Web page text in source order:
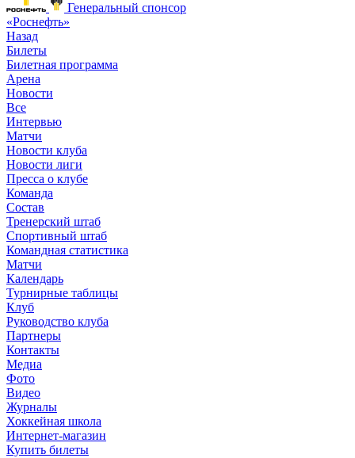
Генеральный спонсор
«Роснефть»
Назад
Билеты
Билетная программа
Арена
Новости
Все
Интервью
Матчи
Новости клуба
Новости лиги
Пресса о клубе
Команда
Состав
Тренерский штаб
Спортивный штаб
Командная статистика
Матчи
Календарь
Турнирные таблицы
Клуб
Руководство клуба
Партнеры
Контакты
Медиа
Фото
Видео
Журналы
Хоккейная школа
Интернет-магазин
Купить билеты